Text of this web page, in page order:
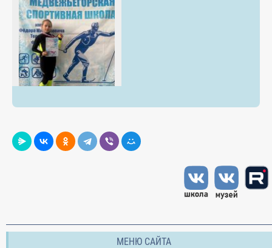
МЕНЮ САЙТА